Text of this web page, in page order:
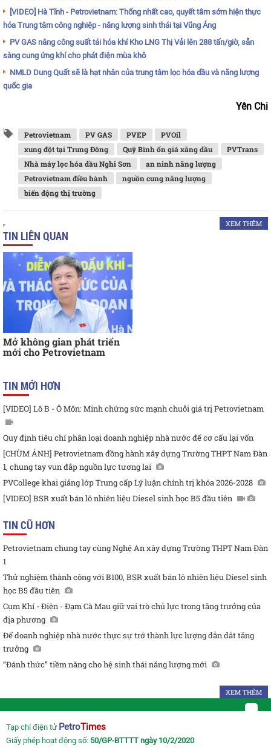
[VIDEO] Hà Tĩnh - Petrovietnam: Thống nhất cao, quyết tâm sớm hiện thực
hóa Trung tâm công nghiệp - năng lượng sinh thái tại Vũng Áng
PV GAS nâng công suất tái hóa khí Kho LNG Thị Vải lên 288 tấn/giờ, sẵn
sàng cung ứng khí cho phát điện mùa khô
NMLD Dung Quất sẽ là hạt nhân của trung tâm lọc hóa dầu và năng lượng
quốc gia
Yên Chi
Petrovietnam PV GAS PVEP
PVOil
xung đột tại Trung Đông
Quỹ Bình ổn giá xăng dầu
PVTrans
Nhà máy lọc hóa dầu Nghi Sơn
an ninh năng lượng
Petrovietnam điều hành
nguồn cung năng lượng
biến động thị trường
XEM THÊM
TIN LIÊN QUAN
Mở không gian phát triển
mới cho Petrovietnam
TIN MỚI HƠN
[VIDEO] Lô B - Ô Môn: Minh chứng sức mạnh chuỗi giá trị Petrovietnam
Quy định tiêu chí phân loại doanh nghiệp nhà nước để cơ cấu lại vốn
[CHÙM ẢNH] Petrovietnam đồng hành xây dựng Trường THPT Nam Đàn
1, chung tay vun đắp nguồn lực tương lai
PVCollege khai giảng lớp Trung cấp Lý luận chính trị khóa 2026-2028
[VIDEO] BSR xuất bán lô nhiên liệu Diesel sinh học B5 đầu tiên
TIN CŨ HƠN
Petrovietnam chung tay cùng Nghệ An xây dựng Trường THPT Nam Đàn
1
Thử nghiệm thành công với B100, BSR xuất bán lô nhiên liệu Diesel sinh
học B5 đầu tiên
Cụm Khí - Điện - Đạm Cà Mau giữ vai trò chủ lực trong tăng trưởng của
địa phương
Để doanh nghiệp nhà nước thực sự trở thành lực lượng dẫn dắt tăng
trưởng
“Đánh thức” tiềm năng cho hệ sinh thái năng lượng mới
XEM THÊM
Tạp chí điện tử PetroTimes
Giấy phép hoạt động số: 50/GP-BTTTT ngày 10/2/2020